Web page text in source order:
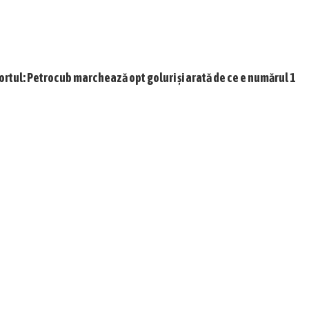
Petrocub marchează opt goluri și arată de ce e numărul 1